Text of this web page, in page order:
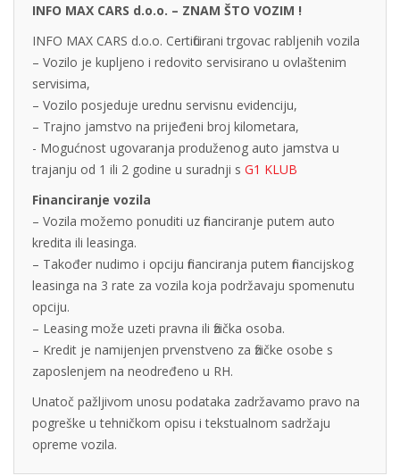
INFO MAX CARS d.o.o. – ZNAM ŠTO VOZIM !
INFO MAX CARS d.o.o. Certificirani trgovac rabljenih vozila
– Vozilo je kupljeno i redovito servisirano u ovlaštenim
servisima,
– Vozilo posjeduje urednu servisnu evidenciju,
– Trajno jamstvo na prijeđeni broj kilometara,
- Mogućnost ugovaranja produženog auto jamstva u
trajanju od 1 ili 2 godine u suradnji s G1 KLUB
Financiranje vozila
– Vozila možemo ponuditi uz financiranje putem auto
kredita ili leasinga.
– Također nudimo i opciju financiranja putem financijskog
leasinga na 3 rate za vozila koja podržavaju spomenutu
opciju.
– Leasing može uzeti pravna ili fizička osoba.
– Kredit je namijenjen prvenstveno za fizičke osobe s
zaposlenjem na neodređeno u RH.
Unatoč pažljivom unosu podataka zadržavamo pravo na
pogreške u tehničkom opisu i tekstualnom sadržaju
opreme vozila.